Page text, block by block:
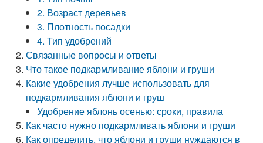
2. Возраст деревьев
3. Плотность посадки
4. Тип удобрений
Связанные вопросы и ответы
Что такое подкармливание яблони и груши
Какие удобрения лучше использовать для
подкармливания яблони и груш
Удобрение яблонь осенью: сроки, правила
Как часто нужно подкармливать яблони и груши
Как определить, что яблони и груши нуждаются в